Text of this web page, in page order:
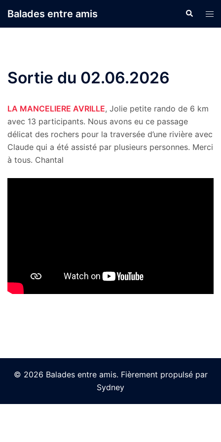
auBalades entre amis
le
Sortie du 02.06.2026
LA MANCELIERE AVRILLE, Jolie petite rando de 6 km
avec 13 participants. Nous avons eu ce passage
délicat des rochers pour la traversée d’une rivière avec
Claude qui a été assisté par plusieurs personnes. Merci
à tous. Chantal
© 2026 Balades entre amis. Fièrement propulsé par
Sydney